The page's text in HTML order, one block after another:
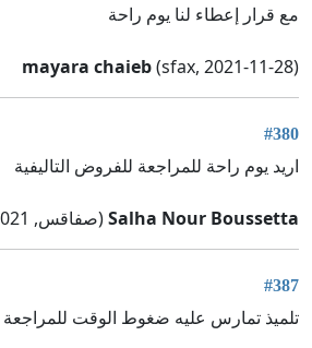
مع قرار إعطاء لنا يوم راحة
mayara chaieb(sfax, 2021-11-28)
#380
اريد يوم راحة للمراجعة للفروض التاليفية
Salha Nour Boussetta(صفاقس, 2021-11-28)
#387
تلميذ تمارس عليه ضغوط الوقت للمراجعة